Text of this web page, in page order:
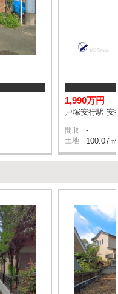
1,990万円
戸塚安行駅 安
間取 -
土地 100.07㎡